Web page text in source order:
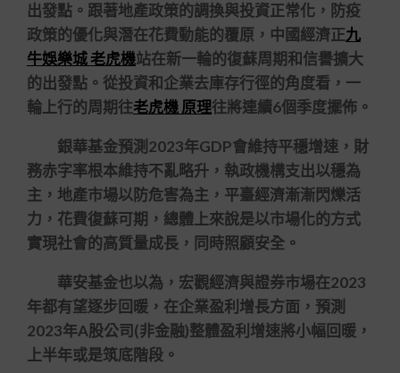
出發點。跟著地產政策的調換與投資正常化，防疫
政策的優化與潛在花費動能的覆原，中國經濟正九
牛娛樂城 老虎機站在新一輪的復蘇周期和信譽擴大
的出發點。從投資和企業去庫存行徑的角度看，一
輪上行的周期往老虎機 原理往將連續6個季度擺佈。
銀華基金預測2023年GDP會維持平穩增速，財
務赤字率根本維持不亂略升，執政機構支出以穩為
主，地產市場以防危害為主，平臺經濟漸漸閃爍活
力，花費復蘇可期，總體上來說是以市場化的方式
實現社會的高質量成長，同時照顧安全。
華安基金也以為，宏觀經濟與證券市場在2023
年都有望逐步回暖，在企業盈利增長方面，預測
2023年A股公司(非金融)整體盈利增速將小幅回暖，
上半年或是筑底階段。